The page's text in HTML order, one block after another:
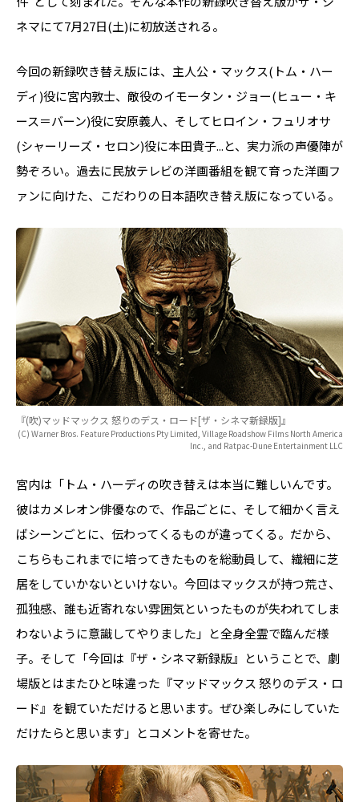
ネマにて7月27日(土)に初放送される。
今回の新録吹き替え版には、主人公・マックス(トム・ハー
ディ)役に宮内敦士、敵役のイモータン・ジョー(ヒュー・キ
ース＝バーン)役に安原義人、そしてヒロイン・フュリオサ
(シャーリーズ・セロン)役に本田貴子...と、実力派の声優陣が
勢ぞろい。過去に民放テレビの洋画番組を観て育った洋画フ
ァンに向けた、こだわりの日本語吹き替え版になっている。
『(吹)マッドマックス 怒りのデス・ロード[ザ・シネマ新録版]』
(C) Warner Bros. Feature Productions Pty Limited, Village Roadshow Films North America
Inc., and Ratpac-Dune Entertainment LLC
宮内は「トム・ハーディの吹き替えは本当に難しいんです。
彼はカメレオン俳優なので、作品ごとに、そして細かく言え
ばシーンごとに、伝わってくるものが違ってくる。だから、
こちらもこれまでに培ってきたものを総動員して、繊細に芝
居をしていかないといけない。今回はマックスが持つ荒さ、
孤独感、誰も近寄れない雰囲気といったものが失われてしま
わないように意識してやりました」と全身全霊で臨んだ様
子。そして「今回は『ザ・シネマ新録版』ということで、劇
場版とはまたひと味違った『マッドマックス 怒りのデス・ロ
ード』を観ていただけると思います。ぜひ楽しみにしていた
だけたらと思います」とコメントを寄せた。